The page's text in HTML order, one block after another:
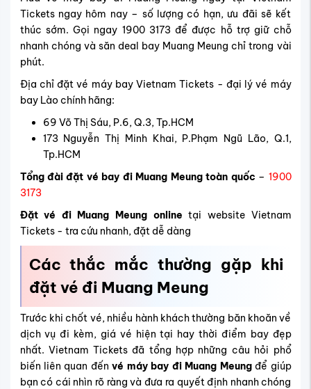
Tickets ngay hôm nay – số lượng có hạn, ưu đãi sẽ kết
thúc sớm.Gọi ngay 1900 3173 để được hỗ trợ giữ chỗ
nhanh chóng và săn deal bay Muang Meung chỉ trong vài
phút.
Địa chỉ đặt vé máy bay Vietnam Tickets - đại lý vé máy
bay Lào chính hãng:
69 Võ Thị Sáu, P.6, Q.3, Tp.HCM
173 Nguyễn Thị Minh Khai, P.Phạm Ngũ Lão, Q.1,
Tp.HCM
Tổng đài đặt vé bay đi Muang Meung toàn quốc – 1900
3173
Đặt vé đi Muang Meung onlinetại website Vietnam
Tickets - tra cứu nhanh, đặt dễ dàng
Các thắc mắc thường gặp khi
đặt vé đi Muang Meung
Trước khi chốt vé, nhiều hành khách thường băn khoăn về
dịch vụ đi kèm, giá vé hiện tại hay thời điểm bay đẹp
nhất. Vietnam Tickets đã tổng hợp những câu hỏi phổ
biến liên quan đếnvé máy bay đi Muang Meungđể giúp
bạn có cái nhìn rõ ràng và đưa ra quyết định nhanh chóng